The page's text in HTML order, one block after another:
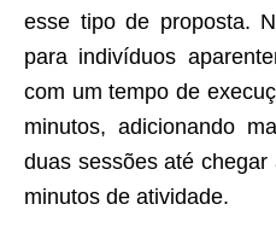
esse tipo de proposta.
para indivíduos
com um tempo de
minutos, adicionando
duas sessões até
minutos de atividade.